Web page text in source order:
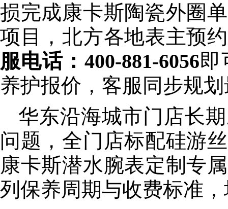
损完成康卡斯陶瓷外圈
项目，北方各地表主预
服电话：400-881-6056即
养护报价，客服同步规
华东沿海城市门店长
问题，全门店标配硅游
康卡斯潜水腕表定制专
列保养周期与收费标准